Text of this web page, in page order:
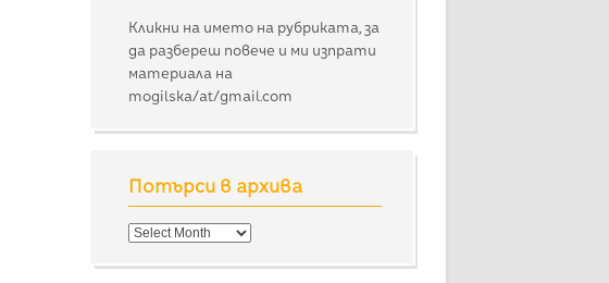
Кликни на името на рубриката, за
да разбереш повече и ми изпрати
материала на
mogilska/at/gmail.com
Потърси в архива
Потърси